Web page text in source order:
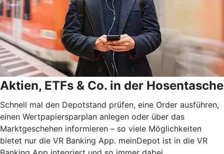
Aktien, ETFs & Co. in der Hosentasche
Schnell mal den Depotstand prüfen, eine Order ausführen,
einen Wertpapiersparplan anlegen oder über das
Marktgeschehen informieren – so viele Möglichkeiten
bietet nur die VR Banking App. meinDepot ist in die VR